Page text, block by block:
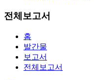
전체보고서
홈
발간물
보고서
전체보고서